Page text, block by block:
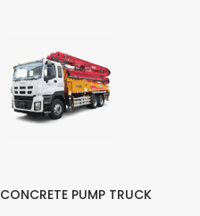
CONCRETE PUMP TRUCK